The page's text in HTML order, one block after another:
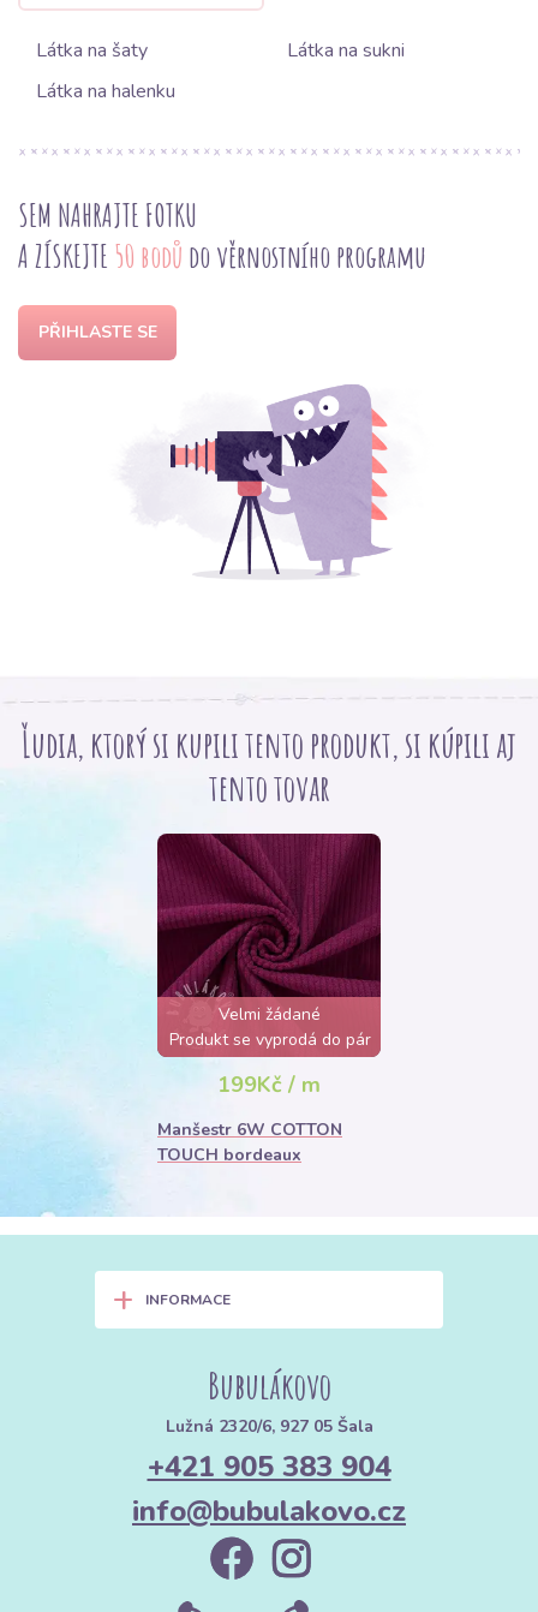
Látka na šaty
Látka na sukni
Látka na halenku
SEM NAHRAJTE FOTKU
A ZÍSKEJTE 50 bodů do věrnostního programu
PŘIHLASTE SE
Ľudia, ktorý si kupili tento produkt, si kúpili aj
tento tovar
Velmi žádané
Produkt se vyprodá do pár
hodin
199Kč / m
Manšestr 6W COTTON
TOUCH bordeaux
+ INFORMACE
Bubulákovo
Lužná 2320/6, 927 05 Šala
+421 905 383 904
info@bubulakovo.cz